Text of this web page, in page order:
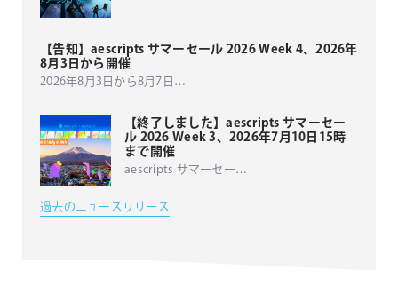
【告知】aescripts サマーセール 2026 Week 4、2026年
8月3日から開催
2026年8月3日から8月7日…
【終了しました】aescripts サマーセー
ル 2026 Week 3、2026年7月10日15時
まで開催
aescripts サマーセー…
過去のニュースリリース